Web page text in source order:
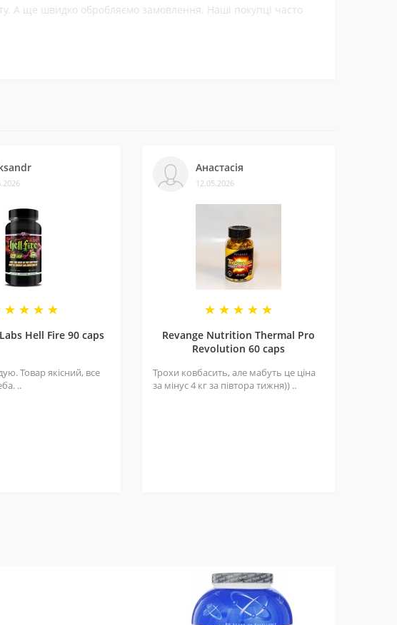
А ще швидко обробляємо замовлення. Наші покупці часто
і допомогли багатьом клієнтам. Нам приємно, що нас
Hell Fire 90 caps
Товар якісний, все
..
Анастасія
12.05.2026
Revange Nutrition Thermal Pro
Revolution 60 caps
Трохи ковбасить, але мабуть це ціна
за мінус 4 кг за півтора тижня)) ..